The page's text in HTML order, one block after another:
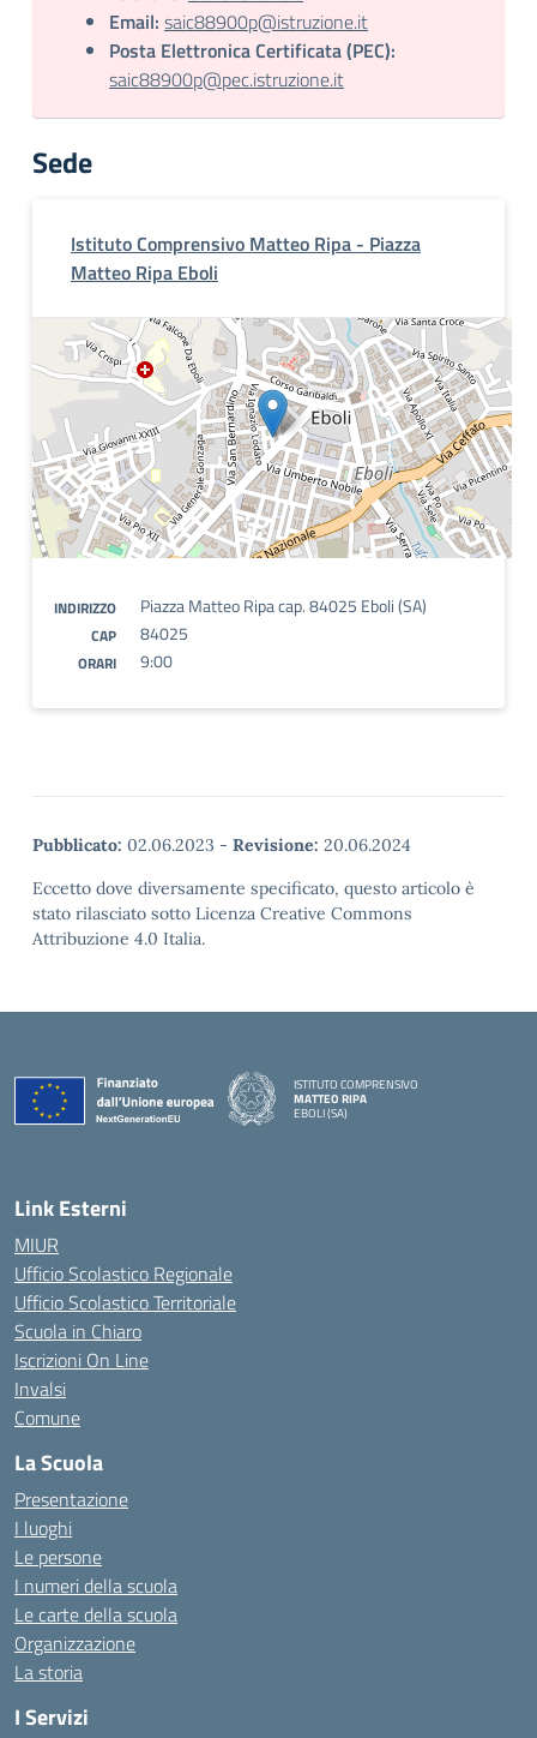
Email: saic88900p@istruzione.it
Posta Elettronica Certificata (PEC):
saic88900p@pec.istruzione.it
Sede
Istituto Comprensivo Matteo Ripa - Piazza
Matteo Ripa Eboli
INDIRIZZO Piazza Matteo Ripa cap. 84025 Eboli (SA)
CAP 84025
ORARI 9:00
Pubblicato: 02.06.2023 - Revisione: 20.06.2024
Eccetto dove diversamente specificato, questo articolo è
stato rilasciato sotto Licenza Creative Commons
Attribuzione 4.0 Italia.
ISTITUTO COMPRENSIVO
MATTEO RIPA
EBOLI (SA)
Link Esterni
MIUR
Ufficio Scolastico Regionale
Ufficio Scolastico Territoriale
Scuola in Chiaro
Iscrizioni On Line
Invalsi
Comune
La Scuola
Presentazione
I luoghi
Le persone
I numeri della scuola
Le carte della scuola
Organizzazione
La storia
I Servizi